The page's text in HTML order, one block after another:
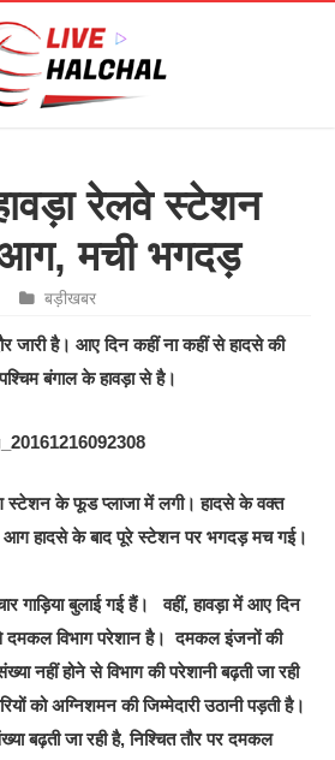
रेलवे स्टेशन
मची भगदड़
बड़ीखबर
जारी है। आए दिन कहीं ना कहीं से हादसे की
बंगाल के हावड़ा से है।
के फूड प्लाजा में लगी। हादसे के वक्त
आग हादसे के बाद पूरे स्टेशन पर भगदड़ मच गई।
गाड़िया बुलाई गई हैं। वहीं, हावड़ा में आए दिन
दमकल विभाग परेशान है। दमकल इंजनों की
नहीं होने से विभाग की परेशानी बढ़ती जा रही
को अग्निशमन की जिम्मेदारी उठानी पड़ती है।
बढ़ती जा रही है, निश्चित तौर पर दमकल